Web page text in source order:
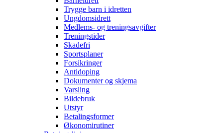
Trygge barn i idretten
Ungdomsidrett
Medlems- og treningsavgifter
Treningstider
Skadefri
Sportsplaner
Forsikringer
Antidoping
Dokumenter og skjema
Varsling
Bildebruk
Utstyr
Betalingsformer
Økonomirutiner